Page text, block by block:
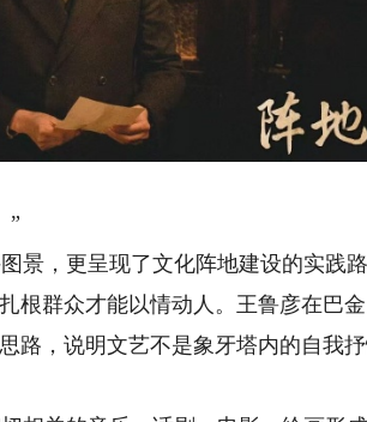
”
，更呈现了文化阵地建设的实践
根群众才能以情动人。王鲁彦在巴
路，说明文艺不是象牙塔内的自我